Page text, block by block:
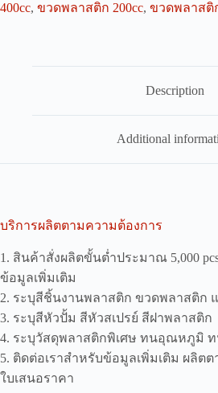
400cc, ขวดพลาสติก 200cc, ขวดพลาสติ
Description
Additional
บริการผลิตตามความต้องการ
1. สินค้าสั่งผลิตขั้นต่ำประมาณ 5,000
ข้อมูลเพิ่มเติม
2. ระบุสีชิ้นงานพลาสติก ขวดพลาสติก
3. ระบุสีหัวปั้ม สีหัวสเปรย์ สีฝาพลาสติก
4. ระบุวัสดุพลาสติกพิเศษ ทนอุณหภูมิ ท
5. ติดต่อเราสำหรับข้อมูลเพิ่มเติม ผลิต
ใบเสนอราคา